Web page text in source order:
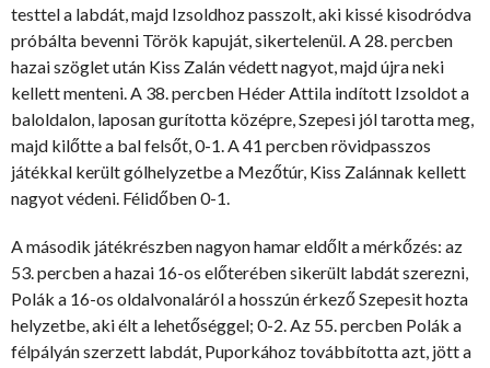
testtel a labdát, majd Izsoldhoz passzolt, aki kissé kisodródva
próbálta bevenni Török kapuját, sikertelenül. A 28. percben
hazai szöglet után Kiss Zalán védett nagyot, majd újra neki
kellett menteni. A 38. percben Héder Attila indított Izsoldot a
baloldalon, laposan gurította középre, Szepesi jól tarotta meg,
majd kilőtte a bal felsőt, 0-1. A 41 percben rövidpasszos
játékkal került gólhelyzetbe a Mezőtúr, Kiss Zalánnak kellett
nagyot védeni. Félidőben 0-1.
A második játékrészben nagyon hamar eldőlt a mérkőzés: az
53. percben a hazai 16-os előterében sikerült labdát szerezni,
Polák a 16-os oldalvonaláról a hosszún érkező Szepesit hozta
helyzetbe, aki élt a lehetőséggel; 0-2. Az 55. percben Polák a
félpályán szerzett labdát, Puporkához továbbította azt, jött a